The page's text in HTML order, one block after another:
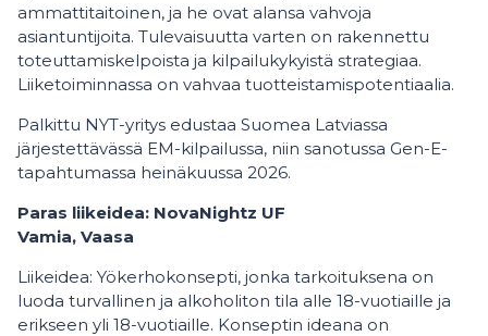
ammattitaitoinen, ja he ovat alansa vahvoja
asiantuntijoita. Tulevaisuutta varten on rakennettu
toteuttamiskelpoista ja kilpailukykyistä strategiaa.
Liiketoiminnassa on vahvaa tuotteistamispotentiaalia.
Palkittu NYT-yritys edustaa Suomea Latviassa
järjestettävässä EM-kilpailussa, niin sanotussa Gen-E-
tapahtumassa heinäkuussa 2026.
Paras liikeidea: NovaNightz UF
Vamia, Vaasa
Liikeidea: Yökerhokonsepti, jonka tarkoituksena on
luoda turvallinen ja alkoholiton tila alle 18-vuotiaille ja
erikseen yli 18-vuotiaille. Konseptin ideana on